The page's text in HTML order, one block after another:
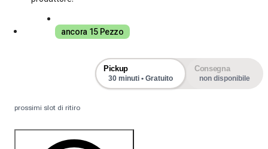
ancora 15 Pezzo
Pickup
30 minuti • Gratuito
Consegna
non disponibile
prossimi slot di ritiro